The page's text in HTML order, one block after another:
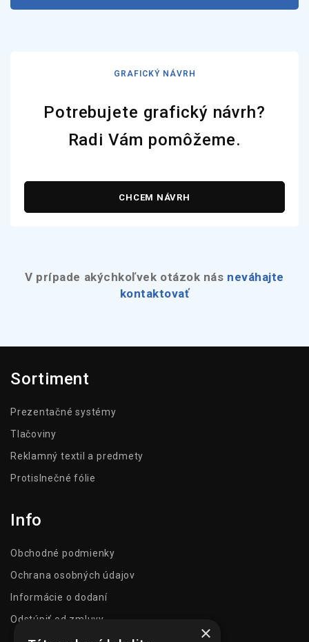
GRAFICKÝ NÁVRH
Potrebujete grafický návrh?
Radi Vám pomôžeme.
CHCEM NÁVRH
V prípade akýchkoľvek otázok nás neváhajte
kontaktovať
Sortiment
Prezentačné systémy
Tlačoviny
Reklamný textil a predmety
Protislnečné fólie
Info
Obchodné podmienky
Ochrana osobných údajov
Informácie o dodaní
Odstúpiť od zmluvy
×